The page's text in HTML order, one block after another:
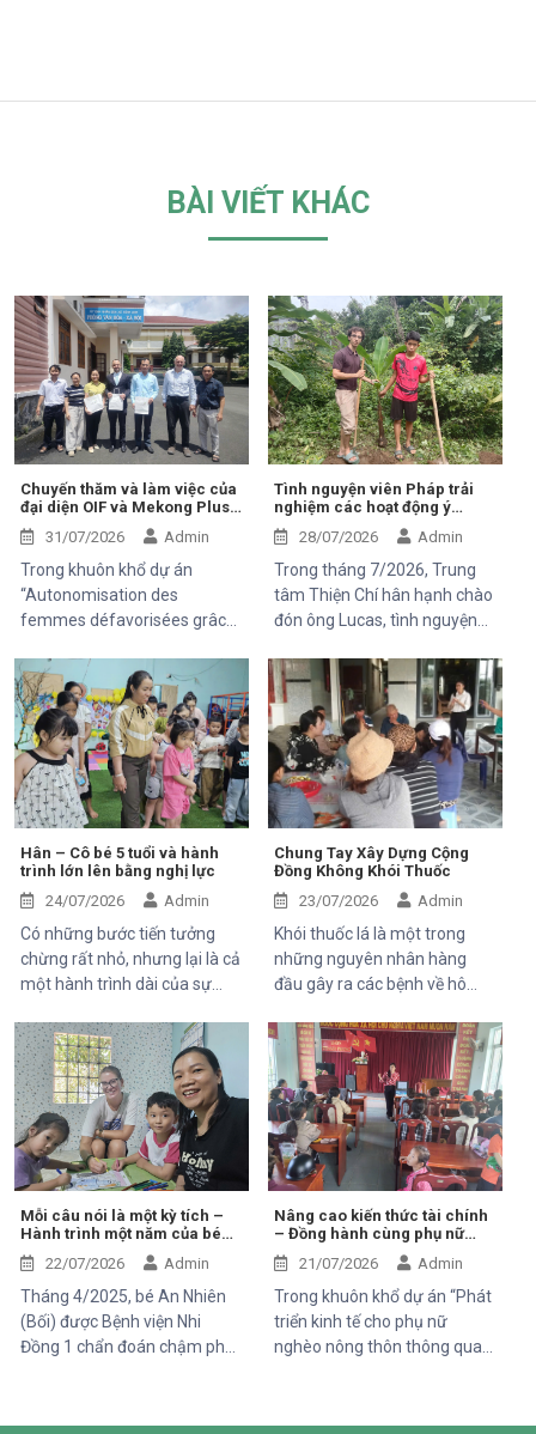
BÀI VIẾT KHÁC
Chuyến thăm và làm việc của
đại diện OIF và Mekong Plus
tại cộng đồng dự án
31/07/2026 Admin
Trong khuôn khổ dự án
“Autonomisation des
femmes défavorisées grâce
économique et à l'accès aux
soins de santé 2025–2028”,
Trung tâm Thiện Chí vinh dự
đón tiếp ông Kaloyan Kolev,
đại diện đơn vị tài trợ
Organisation internationale
de la Francophonie (OIF), và
ông Bernard Kervyn, đại diện
Mekong Plus, trong chuyến
công tác tại xã Tánh Linh, Bắc
Ruộng và Hàm Kiệm, tỉnh
Lâm Đồng.
Tình nguyện viên Pháp trải
nghiệm các hoạt động ý
nghĩa tại Trung tâm Thiện Chí
28/07/2026 Admin
Trong tháng 7/2026, Trung
tâm Thiện Chí hân hạnh chào
đón ông Lucas, tình nguyện
chuyến thăm và trải nghiệm
các hoạt động của dự án do
Mekong Plus tài trợ tại địa
phương.
Hân – Cô bé 5 tuổi và hành
trình lớn lên bằng nghị lực
24/07/2026
Admin
Có những bước tiến tưởng
chừng rất nhỏ, nhưng lại là cả
một hành trình dài của sự
vọng. Hân, cô bé 5 tuổi với nụ
cười trong trẻo, đã đến với
Trung tâm trong những ngày
đầu mang theo rất nhiều thử
thách. Ngay từ khi chào đời,
em phải đối mặt với nhiều vấn
đề về sức khỏe, khiến quá
trình phát triển chậm hơn so
với các bạn cùng trang lứa.
Những điều tưởng như rất
bình thường đối với một đứa
trẻ lại là những cột mốc đầy
gian nan đối với em.
Chung Tay Xây Dựng Cộng
Đồng Không Khói Thuốc
23/07/2026
Admin
Khói thuốc lá là một trong
những nguyên nhân hàng
đầu gây ra các bệnh về hô
Điều đáng lo ngại là không chỉ
người hút thuốc bị ảnh hưởng
mà những người xung quanh,
đặc biệt là trẻ em, phụ nữ
mang thai và người cao tuổi,
cũng phải đối mặt với nhiều
nguy cơ sức khỏe do hít phải
khói thuốc thụ động.
Mỗi câu nói là một kỳ tích –
Hành trình một năm của bé
An Nhiên (Bối)
22/07/2026 Admin
Tháng 4/2025, bé An Nhiên
(Bối) được Bệnh viện Nhi
Đồng 1 chẩn đoán chậm phát
gặp nhiều khó khăn trong
Nâng cao kiến thức tài chính
– Đồng hành cùng phụ nữ
phát triển sinh kế bền vững
21/07/2026 Admin
Trong khuôn khổ dự án “Phát
triển kinh tế cho phụ nữ
nghèo nông thôn thông qua
khỏe giai đoạn 2025–2028”